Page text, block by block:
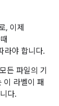
, 이제
라야 합니다.
든 파일의 기
이 라벨이 패
다.